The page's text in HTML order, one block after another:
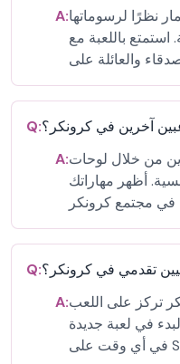
A:نظرًا لرسوماتها
باللعبة مع
Q:آخرين في كرونكر؟
A:من خلال لوحات
أظهر مهاراتك
Q:تقدمي في كرونكر؟
A:تركز على اللعب
في لعبة جديدة